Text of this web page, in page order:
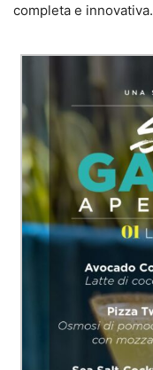
completa e innovativa.